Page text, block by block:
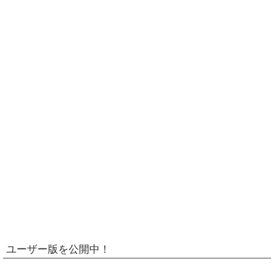
ユーザー版を公開中！